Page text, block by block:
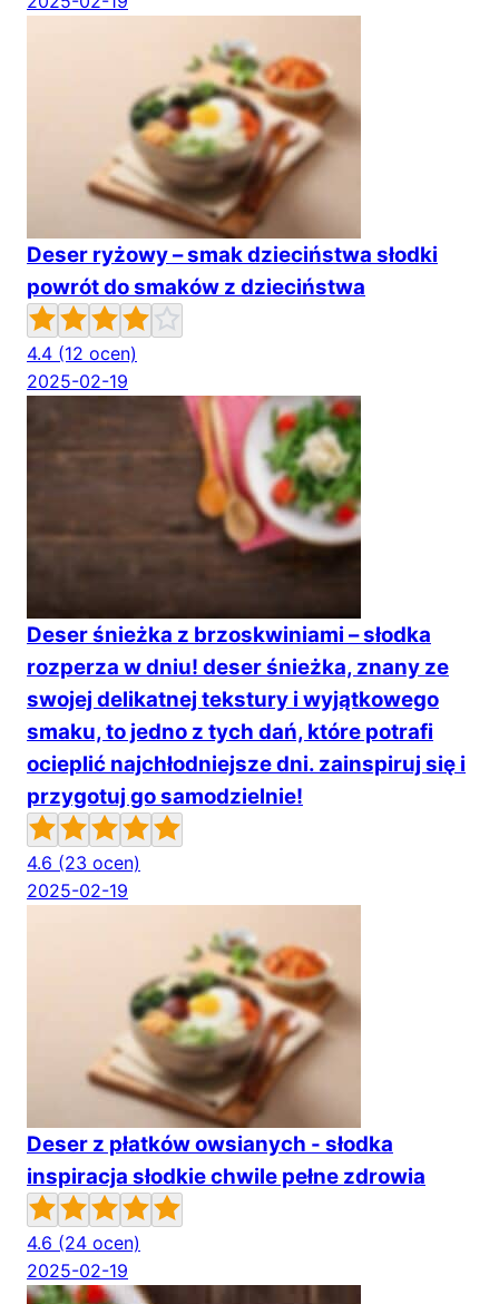
Deser ryżowy – smak dzieciństwa słodki
powrót do smaków z dzieciństwa
4.4 (12 ocen)
2025-02-19
Deser śnieżka z brzoskwiniami – słodka
rozperza w dniu! deser śnieżka, znany ze
swojej delikatnej tekstury i wyjątkowego
smaku, to jedno z tych dań, które potrafi
ocieplić najchłodniejsze dni. zainspiruj się i
przygotuj go samodzielnie!
4.6 (23 ocen)
2025-02-19
Deser z płatków owsianych - słodka
inspiracja słodkie chwile pełne zdrowia
4.6 (24 ocen)
2025-02-19